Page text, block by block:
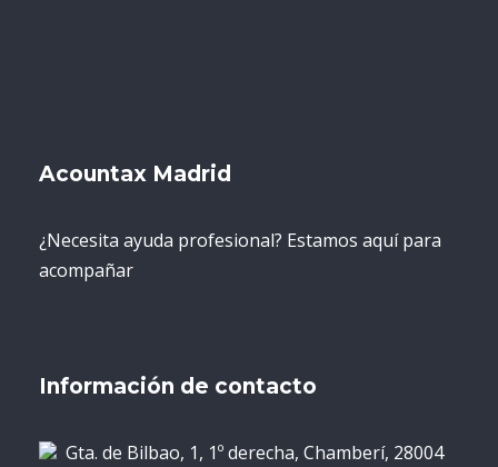
Acountax Madrid
¿Necesita ayuda profesional? Estamos aquí para
acompañar
Información de contacto
Gta. de Bilbao, 1, 1º derecha, Chamberí, 28004